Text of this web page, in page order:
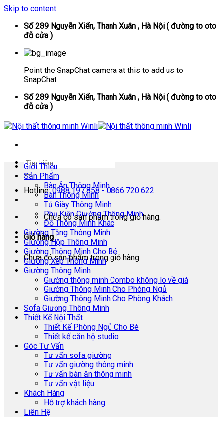
Skip to content
Số 289 Nguyễn Xiển, Thanh Xuân , Hà Nội ( đường to oto
đỗ cửa )
Point the SnapChat camera at this to add us to
SnapChat.
Số 289 Nguyễn Xiển, Thanh Xuân , Hà Nội ( đường to oto
đỗ cửa )
Hotline:0988.197.858 - 0866.720.622
Chưa có sản phẩm trong giỏ hàng.
Giỏ hàng
Chưa có sản phẩm trong giỏ hàng.
Giới Thiệu
Sản Phẩm
Bàn Ăn Thông Minh
Bàn Thông Minh
Tủ Giày Thông Minh
Phụ Kiện Giường Thông Minh
Đồ Thông Minh Khác
Giường Tầng Thông Minh
Giường Hộp Thông Minh
Giường Thông Minh Cho Bé
Giường Xếp Thông Minh
Giường Thông Minh
Giường thông minh Combo không lo về giá
Giường Thông Minh Cho Phòng Ngủ
Giường Thông Minh Cho Phòng Khách
Sofa Giường Thông Minh
Thiết Kế Nội Thất
Thiết Kế Phòng Ngủ Cho Bé
Thiết kế căn hộ studio
Góc Tư Vấn
Tư vấn sofa giường
Tư vấn giường thông minh
Tư vấn bàn ăn thông minh
Tư vấn vật liệu
Khách Hàng
Hỗ trợ khách hàng
Liên Hệ